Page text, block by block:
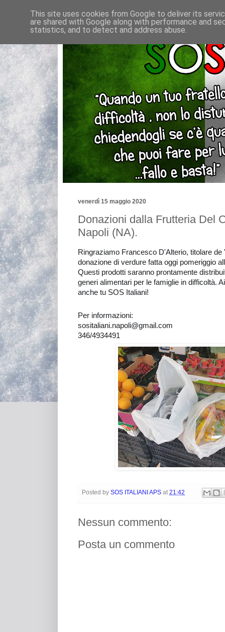
venerdì 15 maggio 2020
Donazioni dalla Frutteria Del
Napoli (NA).
Ringraziamo Francesco D'Alterio, titolare de
donazione di verdure fatta oggi pomeriggio
Questi prodotti saranno prontamente
generi alimentari per le famiglie in difficoltà.
anche tu SOS Italiani!
Per informazioni:
sositaliani.napoli@gmail.com
346/4934491
Posted by SOS ITALIANI APS at 21:42
Nessun commento:
Posta un commento
This site uses cookies from Google to deliver its
are shared with Google along with performance and
statistics, and to detect and address abuse.